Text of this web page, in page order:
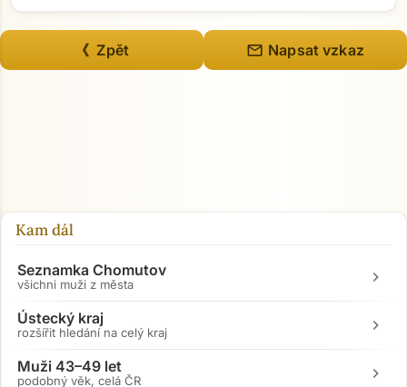
Přejít na hlavní obsah
《 Zpět mail Napsat vzkaz
Kam dál
Seznamka Chomutov
všichni muži z města chevron_right
Ústecký kraj
rozšířit hledání na celý kraj chevron_right
Muži 43–49 let
podobný věk, celá ČR chevron_right